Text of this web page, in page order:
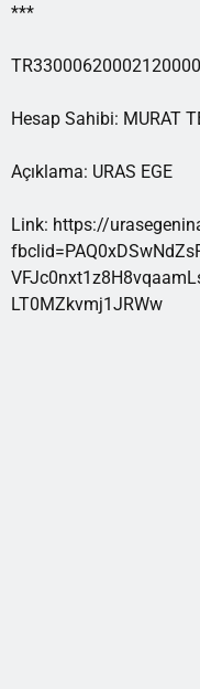
***
Hesap Sahibi: MURAT
Açıklama: URAS EGE
Link: https://
LT0MZkvmj1JRWw